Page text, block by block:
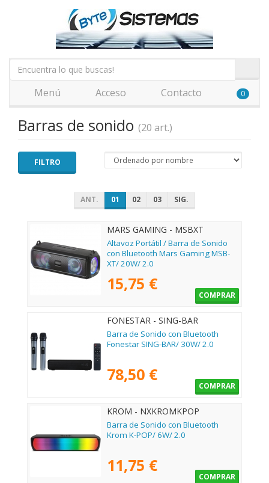
Menú Acceso Contacto 0
Barras de sonido (20 art.)
FILTRO
ANT. 01 02 03 SIG.
MARS GAMING - MSBXT
Altavoz Portátil / Barra de Sonido
con Bluetooth Mars Gaming MSB-
XT/ 20W/ 2.0
15,75 €
COMPRAR
FONESTAR - SING-BAR
Barra de Sonido con Bluetooth
Fonestar SING-BAR/ 30W/ 2.0
78,50 €
COMPRAR
KROM - NXKROMKPOP
Barra de Sonido con Bluetooth
Krom K-POP/ 6W/ 2.0
11,75 €
COMPRAR